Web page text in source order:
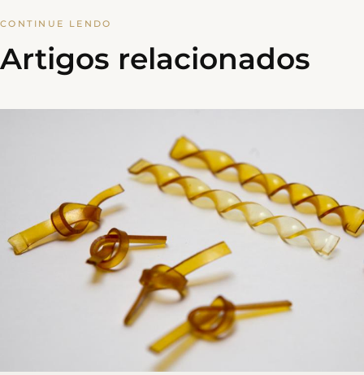
CONTINUE LENDO
Artigos relacionados